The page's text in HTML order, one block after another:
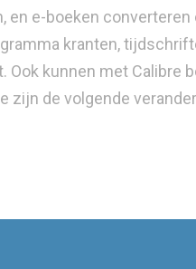
en e-boeken
kranten,
Ook kunnen met Calibre
zijn de volgende